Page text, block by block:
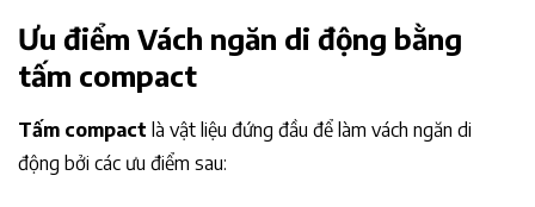
Ưu điểm Vách ngăn di động bằng
tấm compact
Tấm compact là vật liệu đứng đầu để làm vách ngăn di
động bởi các ưu điểm sau: